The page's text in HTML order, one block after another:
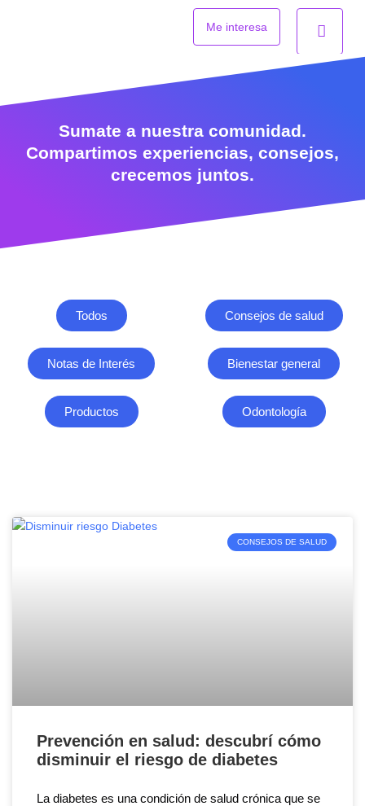
Me interesa
Sumate a nuestra comunidad.
Compartimos experiencias, consejos,
crecemos juntos.
Todos Consejos de salud
Notas de Interés Bienestar general
Productos Odontología
CONSEJOS DE SALUD
Prevención en salud: descubrí cómo
disminuir el riesgo de diabetes
La diabetes es una condición de salud crónica que se